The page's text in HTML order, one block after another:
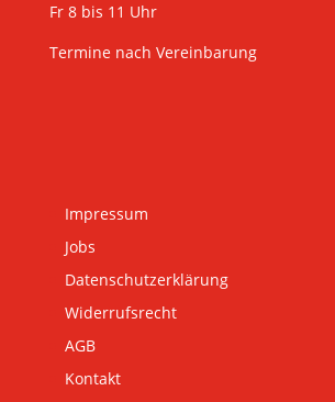
Fr 8 bis 11 Uhr
Termine nach Vereinbarung
Impressum
Jobs
Datenschutzerklärung
Widerrufsrecht
AGB
Kontakt